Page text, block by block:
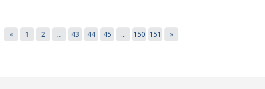
« 1 2 ... 43 44 45 ... 150 151 »